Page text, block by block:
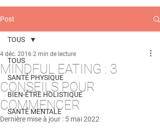
Post
TOUS
SANTÉ PHYSIQUE
BIEN-ÊTRE HOLISTIQUE
SANTÉ MENTALE
TOUS
MINDFUL EATING : 3
CONSEILS POUR
COMMENCER
4 déc. 2016 2 min de lecture
Dernière mise à jour : 5 mai 2022